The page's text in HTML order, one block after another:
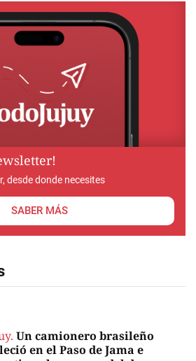
desde donde necesites
SABER MÁS
Un camionero brasileño
en el Paso de Jama e